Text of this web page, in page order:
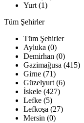
Yurt (1)
Tüm Şehirler
Tüm Şehirler
Ayluka (0)
Demirhan (0)
Gazimağusa (415)
Girne (71)
Güzelyurt (6)
İskele (427)
Lefke (5)
Lefkoşa (27)
Mersin (0)